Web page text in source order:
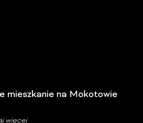
mieszkanie na Mokotowie
więcej